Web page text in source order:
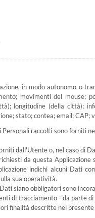
in modo autonomo o
movimenti del mouse;
longitudine (della città);
stato; contea; email;
raccolti sono forniti
dall'Utente o, nel caso di
da questa
indichi alcuni Dati
sua operatività.
siano obbligatori sono
di tracciamento - da parte
finalità descritte nel presente